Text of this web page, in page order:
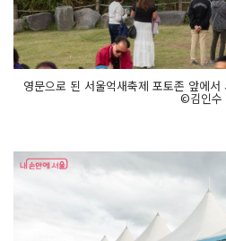
영문으로 된 서울억새축제 포토존 앞에
©김인수